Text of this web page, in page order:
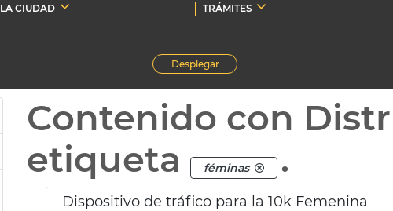
LA CIUDAD TRÁMITES
Desplegar
Contenido con
etiqueta
féminas .
Dispositivo de tráfico para la 10k Femenina